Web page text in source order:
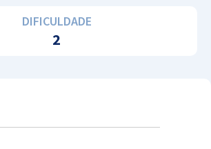
DIFICULDADE
2